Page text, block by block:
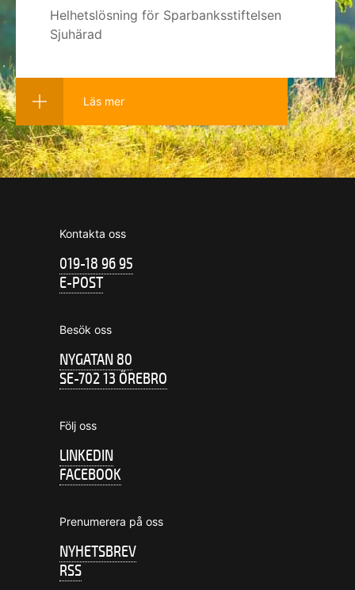
Helhetslösning för Sparbanksstiftelsen
Sjuhärad
Läs mer
Kontakta oss
019-18 96 95
E-POST
Besök oss
NYGATAN 80
SE-702 13 ÖREBRO
Följ oss
LINKEDIN
FACEBOOK
Prenumerera på oss
NYHETSBREV
RSS